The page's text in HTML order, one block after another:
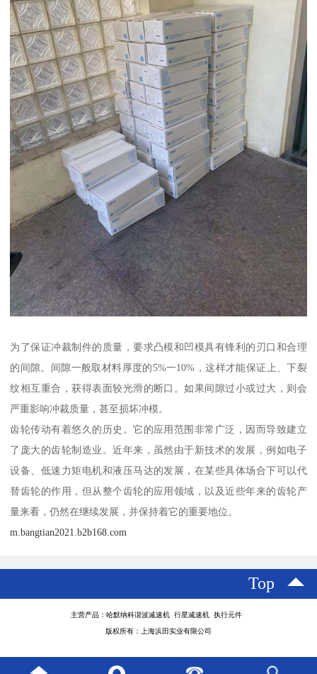
为了保证冲裁制件的质量，要求凸模和凹模具有锋利的刃口和合理
的间隙。间隙一般取材料厚度的5%一10%，这样才能保证上、下裂
纹相互重合，获得表面较光滑的断口。如果间隙过小或过大，则会
严重影响冲裁质量，甚至损坏冲模。
齿轮传动有着悠久的历史。它的应用范围非常广泛，因而导致建立
了庞大的齿轮制造业。近年来，虽然由于新技术的发展，例如电子
设备、低速力矩电机和液压马达的发展，在某些具体场合下可以代
替齿轮的作用，但从整个齿轮的应用领域，以及近些年来的齿轮产
量来看，仍然在继续发展，并保持着它的重要地位。
m.bangtian2021.b2b168.com
Top
主营产品：哈默纳科谐波减速机 行星减速机 执行元件
版权所有：上海浜田实业有限公司